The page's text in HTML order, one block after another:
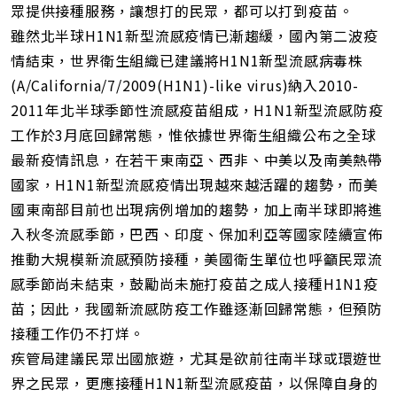
眾提供接種服務，讓想打的民眾，都可以打到疫苗。
雖然北半球H1N1新型流感疫情已漸趨緩，國內第二波疫
情結束，世界衛生組織已建議將H1N1新型流感病毒株
(A/California/7/2009(H1N1)-like virus)納入2010-
2011年北半球季節性流感疫苗組成，H1N1新型流感防疫
工作於3月底回歸常態，惟依據世界衛生組織公布之全球
最新疫情訊息，在若干東南亞、西非、中美以及南美熱帶
國家，H1N1新型流感疫情出現越來越活躍的趨勢，而美
國東南部目前也出現病例增加的趨勢，加上南半球即將進
入秋冬流感季節，巴西、印度、保加利亞等國家陸續宣佈
推動大規模新流感預防接種，美國衛生單位也呼籲民眾流
感季節尚未結束，鼓勵尚未施打疫苗之成人接種H1N1疫
苗；因此，我國新流感防疫工作雖逐漸回歸常態，但預防
接種工作仍不打烊。
疾管局建議民眾出國旅遊，尤其是欲前往南半球或環遊世
界之民眾，更應接種H1N1新型流感疫苗，以保障自身的